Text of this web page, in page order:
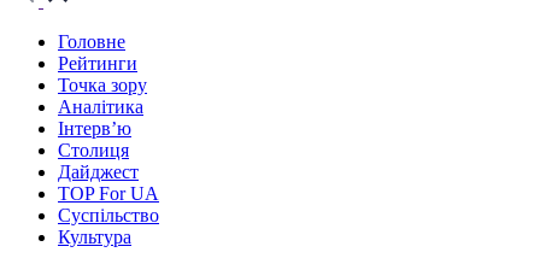
Головне
Рейтинги
Точка зору
Аналітика
Інтерв’ю
Столиця
Дайджест
TOP For UA
Суспiльство
Культура